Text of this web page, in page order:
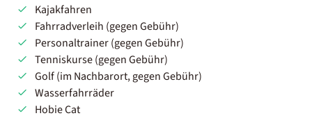
Kajakfahren
Fahrradverleih (gegen Gebühr)
Personaltrainer (gegen Gebühr)
Tenniskurse (gegen Gebühr)
Golf (im Nachbarort, gegen Gebühr)
Wasserfahrräder
Hobie Cat